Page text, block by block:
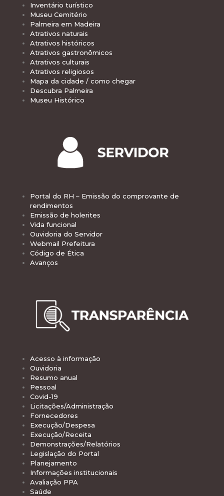
Inventário turístico
Museu Cemitério
Palmeira em Madeira
Atrativos naturais
Atrativos históricos
Atrativos gastronômicos
Atrativos culturais
Atrativos religiosos
Mapa da cidade / como chegar
Descubra Palmeira
Museu Histórico
Portal do RH – Emissão do comprovante de
rendimentos
Emissão de holerites
Vida funcional
Ouvidoria do Servidor
Webmail Prefeitura
Código de Ética
Avanços
Acesso à informação
Ouvidoria
Resumo anual
Pessoal
Covid-19
Licitações/Administração
Fornecedores
Execução/Despesa
Execução/Receita
Demonstrações/Relatórios
Legislação do Portal
Planejamento
Informações institucionais
Avaliação PPA
Saúde